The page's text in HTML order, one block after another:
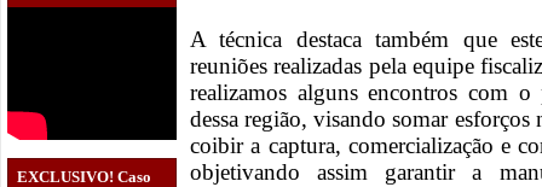
EXCLUSIVO! Caso
A técnica destaca também que
reuniões realizadas pela equipe
realizamos alguns encontros com
dessa região, visando somar
coibir a captura, comercialização e
objetivando assim garantir a